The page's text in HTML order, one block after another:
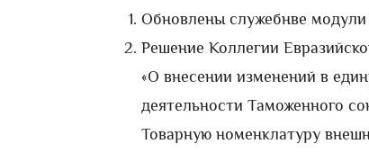
Обновлены служебнве
Решение Коллегии
«О внесении изменений в
деятельности Таможенного
Товарную номенклатуру